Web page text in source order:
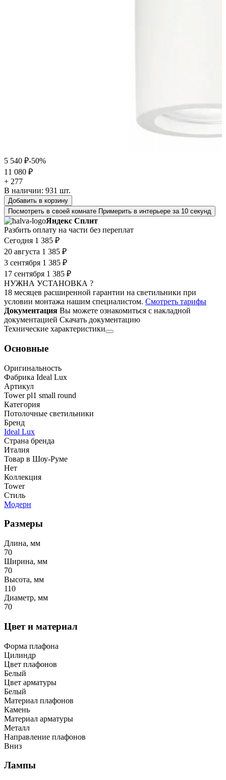
5 540 ₽-50%
11 080 ₽
+ 277
В наличии: 931 шт.
Добавить в корзину
Посмотреть в своей комнате Примерить в интерьере за 10 секунд
Яндекс Сплит
Разбить оплату на части без переплат
Сегодня 1 385 ₽
20 августа 1 385 ₽
3 сентября 1 385 ₽
17 сентября 1 385 ₽
НУЖНА УСТАНОВКА ?
18 месяцев расширенной гарантии на светильники при
условии монтажа нашим специалистом. Смотреть тарифы
Документация Вы можете ознакомиться с накладной
документацией Скачать документацию
Технические характеристики
Основные
Оригинальность
Фабрика Ideal Lux
Артикул
Tower pl1 small round
Категория
Потолочные светильники
Бренд
Ideal Lux
Страна бренда
Италия
Товар в Шоу-Руме
Нет
Коллекция
Tower
Стиль
Модерн
Размеры
Длина, мм
70
Ширина, мм
70
Высота, мм
110
Диаметр, мм
70
Цвет и материал
Форма плафона
Цилиндр
Цвет плафонов
Белый
Цвет арматуры
Белый
Материал плафонов
Камень
Материал арматуры
Металл
Направление плафонов
Вниз
Лампы